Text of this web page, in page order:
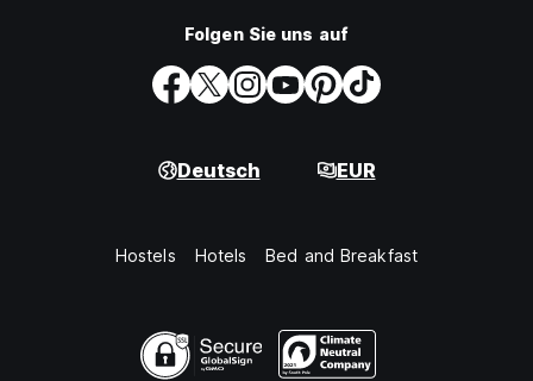
Folgen Sie uns auf
Deutsch EUR
Hostels Hotels Bed and Breakfast